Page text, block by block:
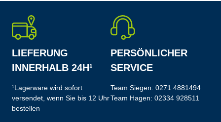
LIEFERUNG
INNERHALB 24H¹
¹Lagerware wird sofort
versendet, wenn Sie bis 12 Uhr
bestellen
PERSÖNLICHER
SERVICE
Team Siegen: 0271 4881494
Team Hagen: 02334 928511